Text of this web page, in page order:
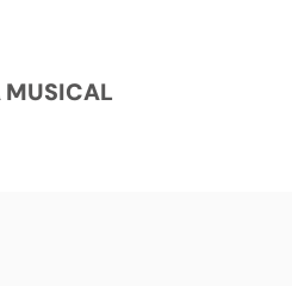
MUSICAL